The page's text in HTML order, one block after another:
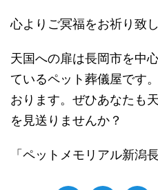
心よりご冥福をお祈り致し
天国への扉は長岡市を中
ているペット葬儀屋です
おります。ぜひあなたも
を見送りませんか？
「ペットメモリアル新潟長